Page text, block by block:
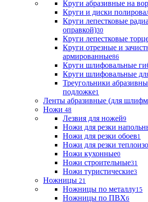
Круги абразивные на
Круги и диски
Круги лепестковые
оправкой)30
Круги лепестковые
Круги отрезные и
армированные86
Круги шлифовальные
Круги шлифовальные
Треугольники
подложке1
Ленты абразивные (для
Ножи 48
Лезвия для ножей9
Ножи для резки
Ножи для резки обоев1
Ножи для резки
Ножи кухонные0
Ножи строительные31
Ножи туристические3
Ножницы 21
Ножницы по металлу15
Ножницы по ПВХ6